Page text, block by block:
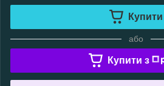
Купити
або
Купити з